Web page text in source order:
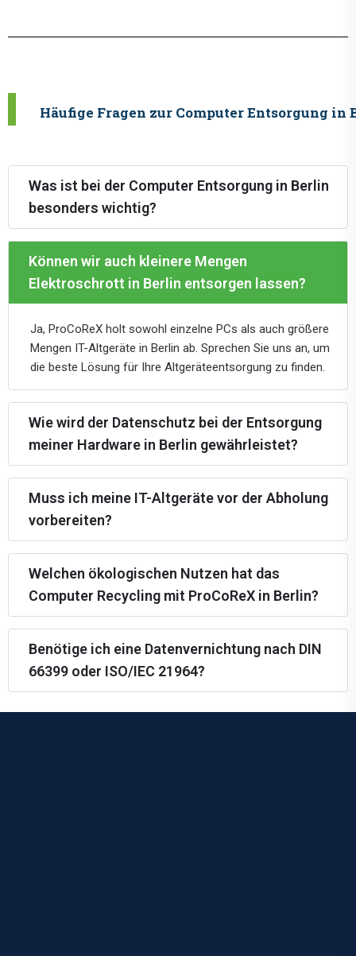
Häufige Fragen zur Computer Entsorgung in
Was ist bei der Computer Entsorgung in Berlin
besonders wichtig?
Können wir auch kleinere Mengen
Elektroschrott in Berlin entsorgen lassen?
Ja, ProCoReX holt sowohl einzelne PCs als auch größere
Mengen IT-Altgeräte in Berlin ab. Sprechen Sie uns an, um
die beste Lösung für Ihre Altgeräteentsorgung zu finden.
Wie wird der Datenschutz bei der Entsorgung
meiner Hardware in Berlin gewährleistet?
Muss ich meine IT-Altgeräte vor der Abholung
vorbereiten?
Welchen ökologischen Nutzen hat das
Computer Recycling mit ProCoReX in Berlin?
Benötige ich eine Datenvernichtung nach DIN
66399 oder ISO/IEC 21964?